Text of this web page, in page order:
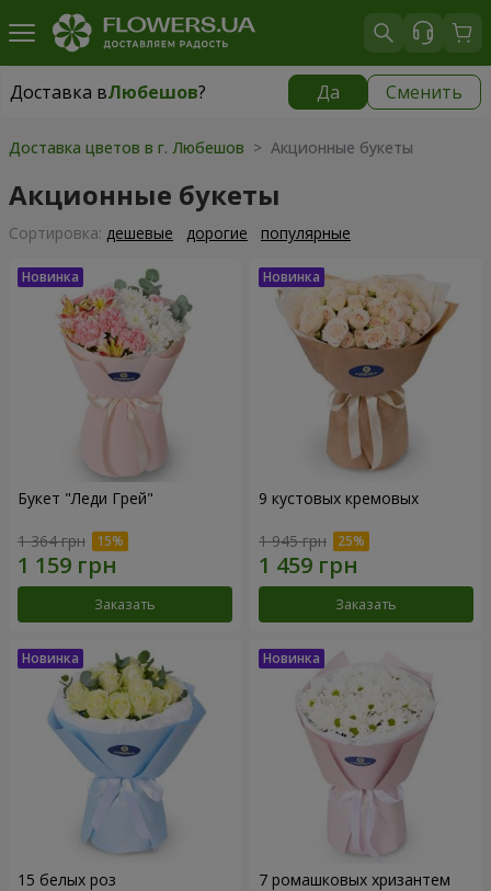
Доставка вЛюбешов? Да Сменить
Доставка вЛюбешов|
Доставка цветов в г. Любешов > Акционные букеты
Акционные букеты
Cортировка: дешевые дорогие популярные
Букет "Леди Грей"
1 364 грн
Заказать
9 кустовых кремовых
1 945 грн
Заказать
15 белых роз 7 ромашковых хризантем